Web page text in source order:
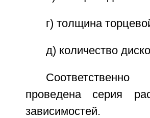
г) толщина
д) количество
проведена серия
зависимостей.